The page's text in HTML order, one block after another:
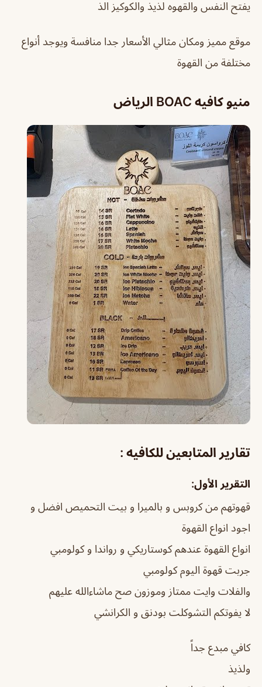
يفتح النفس والقهوه لذيذ والكوكيز الذ
موقع مميز ومكان مثالي الأسعار جدا منافسة ويوجد أنواع
مختلفة من القهوة
منيو كافيه BOAC الرياض
تقارير المتابعين للكافيه :
التقرير الأول:
قهوتهم من كروبس و بالميرا و بيت التحميص افضل و
اجود انواع القهوة
انواع القهوة عندهم كوستاريكي و رواندا و كولومبي
جربت قهوة اليوم كولومبي
والفلات وايت ممتاز وموزون صح ماشاءالله عليهم
لا يفوتكم التشوكلت بودنق و الكرانشي
كافي مبدع جداً
ولذيذ